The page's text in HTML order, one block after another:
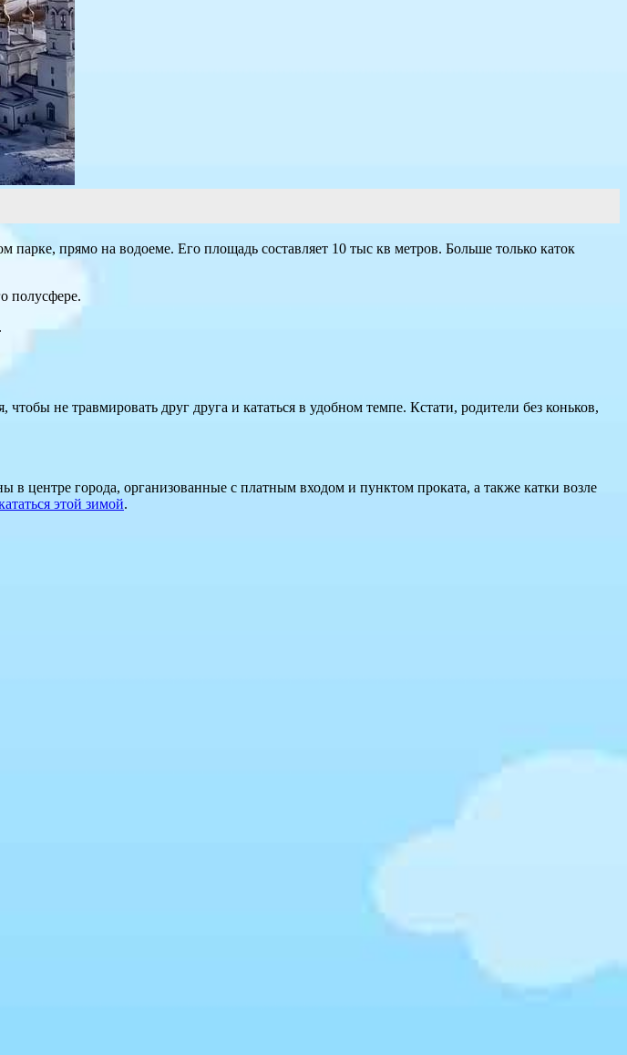
прямо на водоеме. Его площадь составляет 10 тыс кв метров. Больше только каток
полусфере.
не травмировать друг друга и кататься в удобном темпе. Кстати, родители без коньков,
центре города, организованные с платным входом и пунктом проката, а также катки возле
этой зимой.